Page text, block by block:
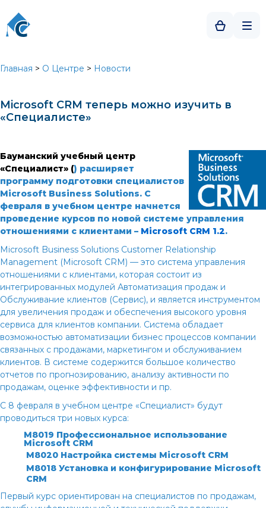
Главная > О Центре > Новости
Microsoft CRM теперь можно изучить в
«Специалисте»
Бауманский учебный центр
«Специалист» () расширяет
программу подготовки специалистов
Microsoft Business Solutions. С
февраля в учебном центре начнется
проведение курсов по новой системе управления
отношениями с клиентами – Microsoft CRM 1.2.
Microsoft Business Solutions Customer Relationship
Management (Microsoft CRM) — это система управления
отношениями с клиентами, которая состоит из
интегрированных модулей Автоматизация продаж и
Обслуживание клиентов (Сервис), и является инструментом
для увеличения продаж и обеспечения высокого уровня
сервиса для клиентов компании. Система обладает
возможностью автоматизации бизнес процессов компании
связанных с продажами, маркетингом и обслуживанием
клиентов. В системе содержится большое количество
отчетов по прогнозированию, анализу активности по
продажам, оценке эффективности и пр.
С 8 февраля в учебном центре «Специалист» будут
проводиться три новых курса:
М8019 Профессиональное использование
Microsoft CRM
М8020 Настройка системы Microsoft CRM
М8018 Установка и конфигурирование Microsoft
CRM
Первый курс ориентирован на специалистов по продажам,